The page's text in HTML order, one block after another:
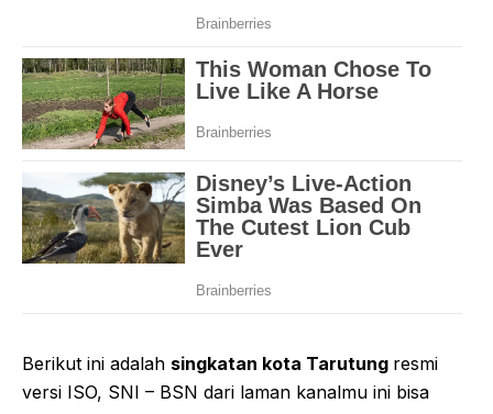
Berikut ini adalah singkatan kota Tarutung resmi
versi ISO, SNI – BSN dari laman kanalmu ini bisa